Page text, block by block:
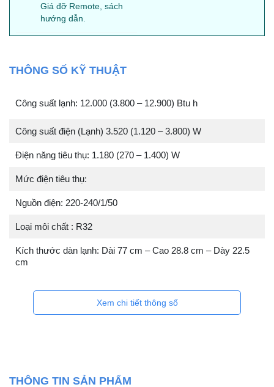
Giá đỡ Remote, sách
hướng dẫn.
THÔNG SỐ KỸ THUẬT
Công suất lạnh: 12.000 (3.800 – 12.900) Btu h
Công suất điện (Lạnh) 3.520 (1.120 – 3.800) W
Điện năng tiêu thụ: 1.180 (270 – 1.400) W
Mức điện tiêu thụ:
Nguồn điện: 220-240/1/50
Loại môi chất : R32
Kích thước dàn lạnh: Dài 77 cm – Cao 28.8 cm – Dày 22.5
cm
Xem chi tiết thông số
THÔNG TIN SẢN PHẨM